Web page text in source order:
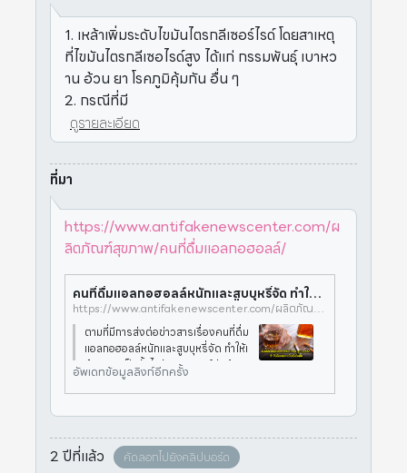
1. เหล้าเพิ่มระดับไขมันไตรกลีเซอร์ไรด์ โดยสาเหตุ
ที่ไขมันไตรกลีเซอไรด์สูง ได้แก่ กรรมพันธุ์ เบาหว
าน อ้วน ยา โรคภูมิคุ้มกัน อื่น ๆ
2. กรณีที่มี
ดูรายละเอียด
ที่มา
https://www.antifakenewscenter.com/ผ
ลิตภัณฑ์สุขภาพ/คนที่ดื่มแอลกอฮอลล์/
คนที่ดื่มแอลกอฮอลล์หนักและสูบบุหรี่จัด ทำให้เลือดเเยกเป็นชั้นไขมัน จริงหรือ? > ศูนย์ต่อต้านข่าวปลอม ประเทศไทย
https://www.antifakenewscenter.com/ผลิตภัณฑ์สุขภาพ/คนที่ดื่มแอลกอฮอลล์/
ตามที่มีการส่งต่อข่าวสารเรื่องคนที่ดื่ม
แอลกอฮอลล์หนักและสูบบุหรี่จัด ทำให้เ
ลือดเเยกเป็นชั้นไขมัน ทางศูนย์ต่อต้าน
ข่าวปลอมได้ดำเนินการตรวจสอบข้อเท็
จจริงกับโรงพยาบาลราชวิถี กรมการแ
พทย์ กระทรวงสาธารณสุข พ
อัพเดทข้อมูลลิงก์อีกครั้ง
2 ปีที่แล้ว คัดลอกไปยังคลิปบอร์ด